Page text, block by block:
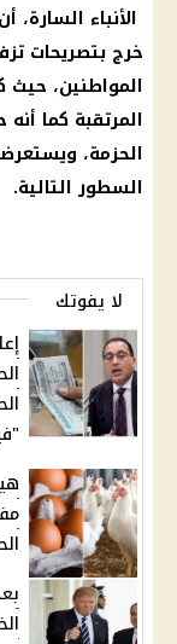
الأنباء السارة،
خرج بتصريحات
المواطنين،
المرتقبة كما
الحزمة،
السطور التالية.
لا يفوتك